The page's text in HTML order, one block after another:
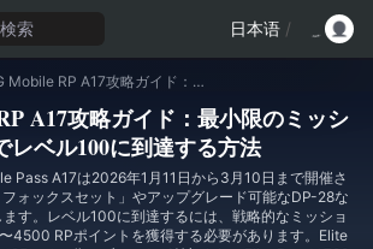
検索 日本语 /
PUBG Mobile RP A17攻略ガイド：最小限のミッションでレベル100に到達する方法
A17攻略ガイド：最小限のミッシ
レベル100に到達する方法
Pass A17は2026年1月11日から3月10日まで開催さ
ォックスセット」やアップグレード可能なDP-28な
す。レベル100に到達するには、戦略的なミッショ
4500 RPポイントを獲得する必要があります。Elite